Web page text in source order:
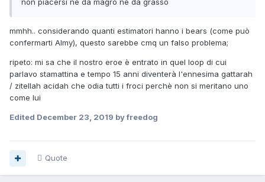
non piacersi né da magro né da grasso
mmhh.. considerando quanti estimatori hanno i bears (come può
confermarti Almy), questo sarebbe cmq un falso problema;
ripeto: mi sa che il nostro eroe è entrato in quel loop di cui
parlavo stamattina e tempo 15 anni diventerà l'ennesima gattarah
/ zitellah acidah che odia tutti i froci perchè non si meritano uno
come lui
Edited December 23, 2019 by freedog
Quote